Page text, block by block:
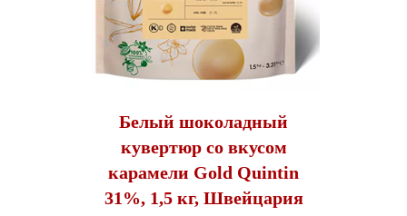
Белый шоколадный
кувертюр со вкусом
карамели Gold Quintin
31%, 1,5 кг, Швейцария